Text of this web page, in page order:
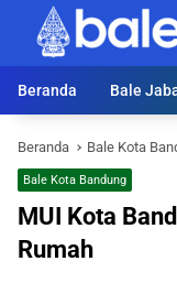
Langsung
konten
Beranda
Bale
Beranda Bale Kota
Bale Kota Bandung
MUI Kota
Rumah